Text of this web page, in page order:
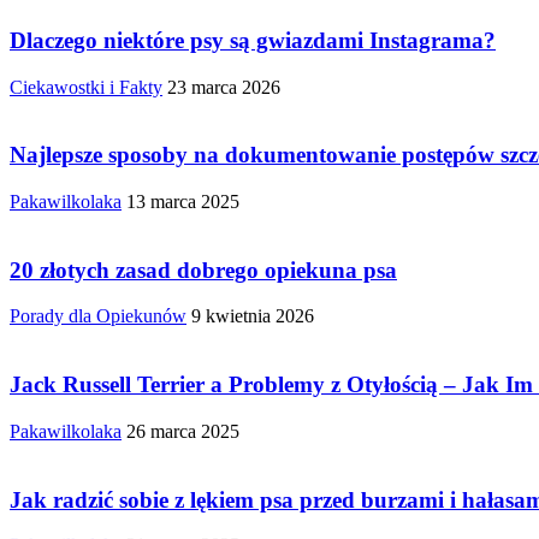
Dlaczego niektóre psy są gwiazdami Instagrama?
Ciekawostki i Fakty 23 marca 2026
Najlepsze sposoby na dokumentowanie postępów
Pakawilkolaka 13 marca 2025
20 złotych zasad dobrego opiekuna psa
Porady dla Opiekunów 9 kwietnia 2026
Jack Russell Terrier a Problemy z Otyłością – Jak
Pakawilkolaka 26 marca 2025
Jak radzić sobie z lękiem psa przed burzami i